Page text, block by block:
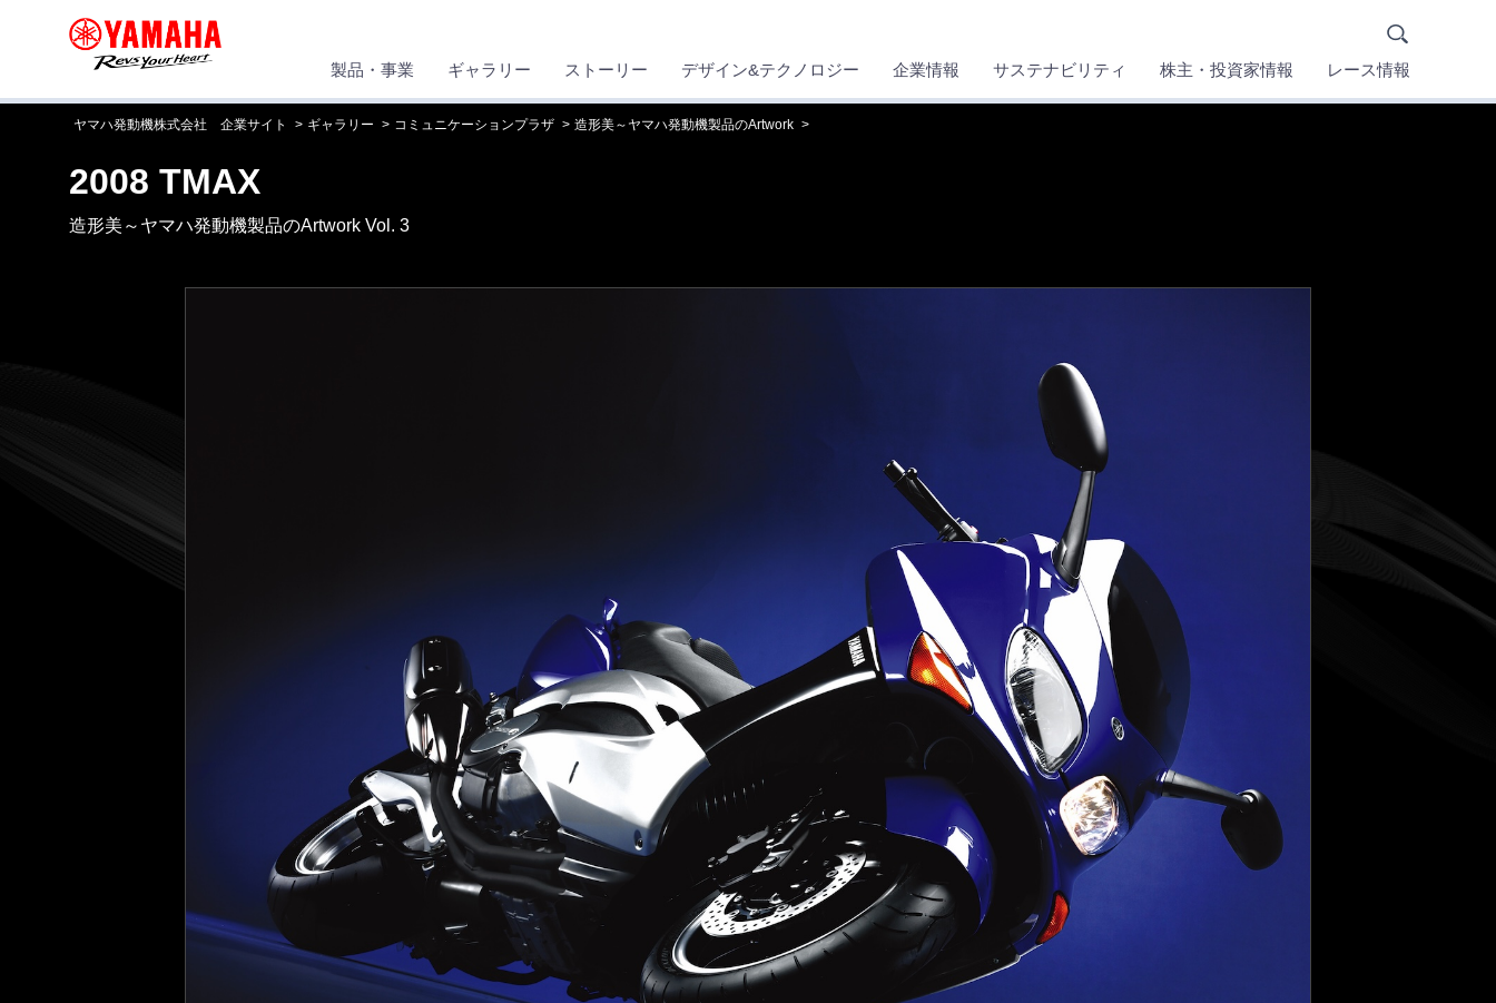
製品・事業 ギャラリー ストーリー デザイン&テクノロジー 企業情報 サステナビリティ 株主・投資家情報 レース情報
ヤマハ発動機株式会社 企業サイト ギャラリー コミュニケーションプラザ 造形美～ヤマハ発動機製品のArtwork
2008 TMAX
造形美～ヤマハ発動機製品のArtwork Vol. 3